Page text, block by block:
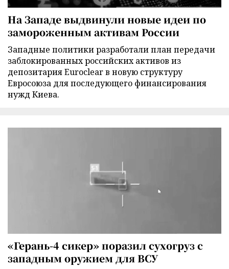
На Западе выдвинули новые идеи по
замороженным активам России
Западные политики разработали план передачи
заблокированных российских активов из
депозитария Euroclear в новую структуру
Евросоюза для последующего финансирования
нужд Киева.
«Герань-4 сикер» поразил сухогруз с
западным оружием для ВСУ